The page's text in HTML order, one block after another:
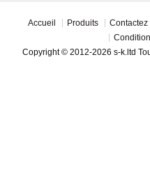
Accueil Produits Contactez
Copyright © 2012-2026 s-k.ltd